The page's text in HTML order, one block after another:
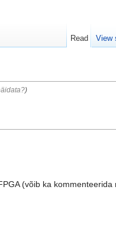
)
(võib ka
Read View